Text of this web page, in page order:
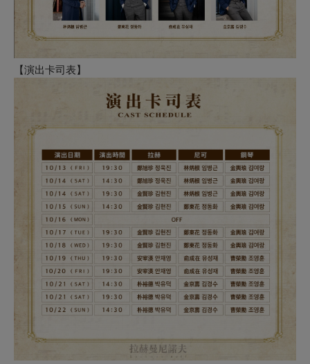
【演出卡司表】